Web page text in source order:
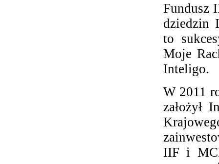
Fundusz
dziedzin
to
Moje
Inteligo.
W 2011
założył
IIF i